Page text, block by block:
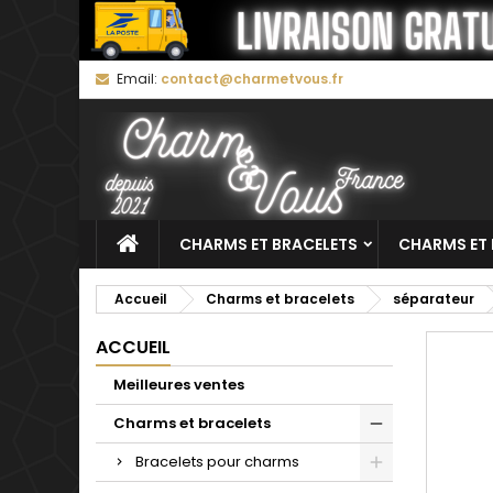
Email: contact@charmetvous.fr
CHARMS ET BRACELETS CHARMS ET
Accueil Charms et bracelets séparateur
ACCUEIL
Meilleures ventes
Charms et bracelets
Bracelets pour charms